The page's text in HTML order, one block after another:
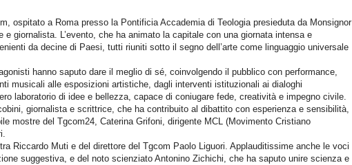
ospitato a Roma presso la Pontificia Accademia di Teologia presieduta da Monsignor
giornalista. L’evento, che ha animato la capitale con una giornata intensa e
da decine di Paesi, tutti riuniti sotto il segno dell’arte come linguaggio universale
hanno saputo dare il meglio di sé, coinvolgendo il pubblico con performance,
musicali alle esposizioni artistiche, dagli interventi istituzionali ai dialoghi
laboratorio di idee e bellezza, capace di coniugare fede, creatività e impegno civile.
giornalista e scrittrice, che ha contribuito al dibattito con esperienza e sensibilità,
mostre del Tgcom24, Caterina Grifoni, dirigente MCL (Movimento Cristiano
Riccardo Muti e del direttore del Tgcom Paolo Liguori. Applauditissime anche le voci
suggestiva, e del noto scienziato Antonino Zichichi, che ha saputo unire scienza e